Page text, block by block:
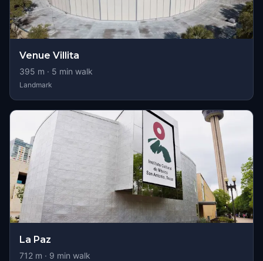
Venue Villita
395 m · 5 min walk
Landmark
La Paz
712 m · 9 min walk